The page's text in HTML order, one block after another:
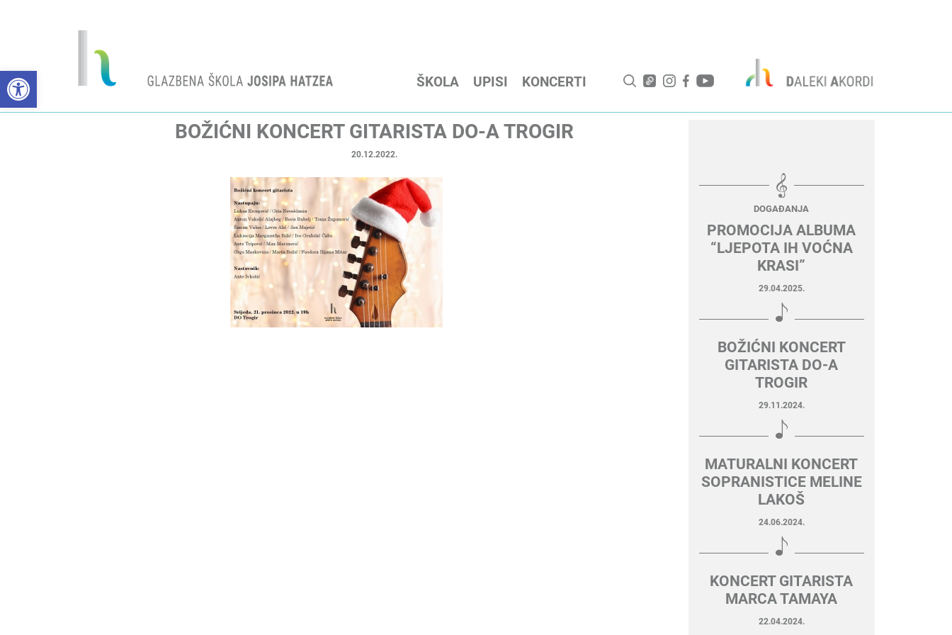
Open toolbar ŠKOLA UPISI KONCERTI
BOŽIĆNI KONCERT GITARISTA DO-A TROGIR
20.12.2022.
DOGAĐANJA
PROMOCIJA ALBUMA
“LJEPOTA IH VOĆNA
KRASI”
29.04.2025.
BOŽIĆNI KONCERT
GITARISTA DO-A
TROGIR
29.11.2024.
MATURALNI KONCERT
SOPRANISTICE MELINE
LAKOŠ
24.06.2024.
KONCERT GITARISTA
MARCA TAMAYA
22.04.2024.